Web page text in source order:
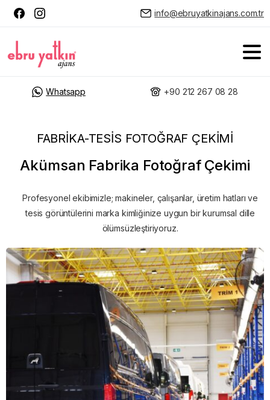
info@ebruyatkinajans.com.tr
Whatsapp +90 212 267 08 28
FABRIKA-TESIS FOTOĞRAF ÇEKIMI
Akümsan Fabrika Fotoğraf Çekimi
Profesyonel ekibimizle; makineler, çalışanlar, üretim hatları ve
tesis görüntülerini marka kimliğinize uygun bir kurumsal dille
ölümsüzleştiriyoruz.